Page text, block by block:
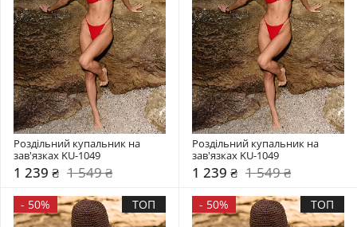
Роздільний купальник на
зав'язках KU-1049
1 239 ₴ 1 549 ₴
Роздільний купальник на
зав'язках KU-1049
1 239 ₴ 1 549 ₴
- 50% ТОП - 50% ТОП